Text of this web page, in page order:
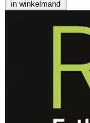
in winkelmand